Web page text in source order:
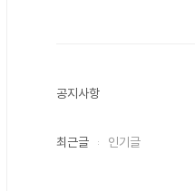
공지사항
최근글 인기글